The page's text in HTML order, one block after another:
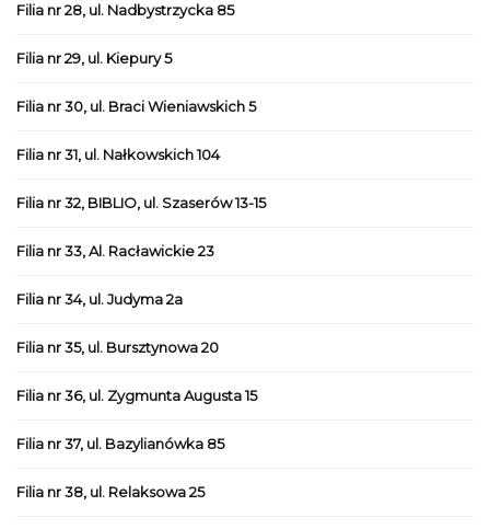
Filia nr 28, ul. Nadbystrzycka 85
Filia nr 29, ul. Kiepury 5
Filia nr 30, ul. Braci Wieniawskich 5
Filia nr 31, ul. Nałkowskich 104
Filia nr 32, BIBLIO, ul. Szaserów 13-15
Filia nr 33, Al. Racławickie 23
Filia nr 34, ul. Judyma 2a
Filia nr 35, ul. Bursztynowa 20
Filia nr 36, ul. Zygmunta Augusta 15
Filia nr 37, ul. Bazylianówka 85
Filia nr 38, ul. Relaksowa 25